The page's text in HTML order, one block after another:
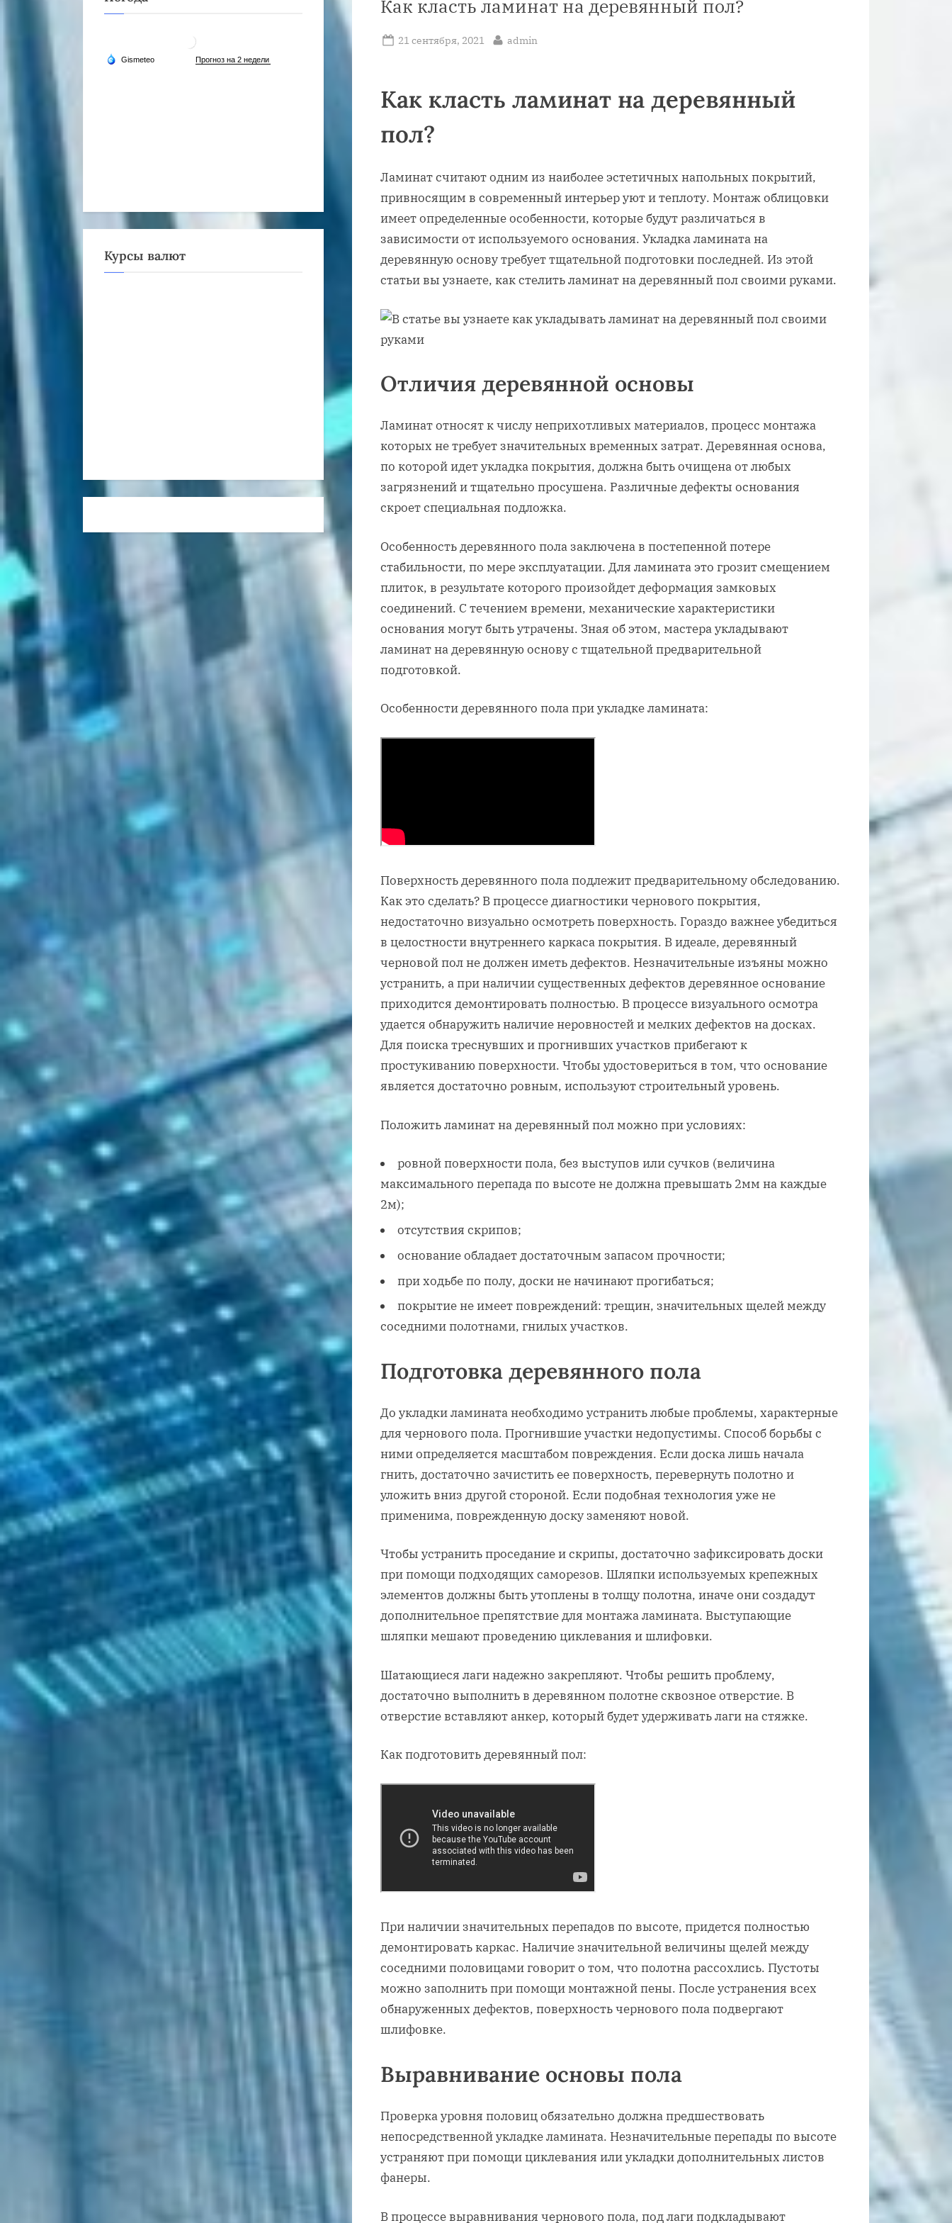
Как класть ламинат на деревянный пол?
Posted
21 сентября, 2021 By
admin
Как класть ламинат на деревянный
пол?
Ламинат считают одним из наиболее эстетичных напольных покрытий,
привносящим в современный интерьер уют и теплоту. Монтаж облицовки
имеет определенные особенности, которые будут различаться в
зависимости от используемого основания. Укладка ламината на
деревянную основу требует тщательной подготовки последней. Из этой
статьи вы узнаете, как стелить ламинат на деревянный пол своими руками.
Отличия деревянной основы
Ламинат относят к числу неприхотливых материалов, процесс монтажа
которых не требует значительных временных затрат. Деревянная основа,
по которой идет укладка покрытия, должна быть очищена от любых
загрязнений и тщательно просушена. Различные дефекты основания
скроет специальная подложка.
Особенность деревянного пола заключена в постепенной потере
стабильности, по мере эксплуатации. Для ламината это грозит смещением
плиток, в результате которого произойдет деформация замковых
соединений. С течением времени, механические характеристики
основания могут быть утрачены. Зная об этом, мастера укладывают
ламинат на деревянную основу с тщательной предварительной
подготовкой.
Особенности деревянного пола при укладке ламината:
Поверхность деревянного пола подлежит предварительному обследованию.
Как это сделать? В процессе диагностики чернового покрытия,
недостаточно визуально осмотреть поверхность. Гораздо важнее убедиться
в целостности внутреннего каркаса покрытия. В идеале, деревянный
черновой пол не должен иметь дефектов. Незначительные изъяны можно
устранить, а при наличии существенных дефектов деревянное основание
приходится демонтировать полностью. В процессе визуального осмотра
удается обнаружить наличие неровностей и мелких дефектов на досках.
Для поиска треснувших и прогнивших участков прибегают к
простукиванию поверхности. Чтобы удостовериться в том, что основание
является достаточно ровным, используют строительный уровень.
Положить ламинат на деревянный пол можно при условиях:
ровной поверхности пола, без выступов или сучков (величина
максимального перепада по высоте не должна превышать 2мм на каждые
2м);
отсутствия скрипов;
основание обладает достаточным запасом прочности;
при ходьбе по полу, доски не начинают прогибаться;
покрытие не имеет повреждений: трещин, значительных щелей между
соседними полотнами, гнилых участков.
Подготовка деревянного пола
До укладки ламината необходимо устранить любые проблемы, характерные
для чернового пола. Прогнившие участки недопустимы. Способ борьбы с
ними определяется масштабом повреждения. Если доска лишь начала
гнить, достаточно зачистить ее поверхность, перевернуть полотно и
уложить вниз другой стороной. Если подобная технология уже не
применима, поврежденную доску заменяют новой.
Чтобы устранить проседание и скрипы, достаточно зафиксировать доски
при помощи подходящих саморезов. Шляпки используемых крепежных
элементов должны быть утоплены в толщу полотна, иначе они создадут
дополнительное препятствие для монтажа ламината. Выступающие
шляпки мешают проведению циклевания и шлифовки.
Шатающиеся лаги надежно закрепляют. Чтобы решить проблему,
достаточно выполнить в деревянном полотне сквозное отверстие. В
отверстие вставляют анкер, который будет удерживать лаги на стяжке.
Как подготовить деревянный пол:
При наличии значительных перепадов по высоте, придется полностью
демонтировать каркас. Наличие значительной величины щелей между
соседними половицами говорит о том, что полотна рассохлись. Пустоты
можно заполнить при помощи монтажной пены. После устранения всех
обнаруженных дефектов, поверхность чернового пола подвергают
шлифовке.
Выравнивание основы пола
Проверка уровня половиц обязательно должна предшествовать
непосредственной укладке ламината. Незначительные перепады по высоте
устраняют при помощи циклевания или укладки дополнительных листов
фанеры.
В процессе выравнивания чернового пола, под лаги подкладывают
Курсы валют